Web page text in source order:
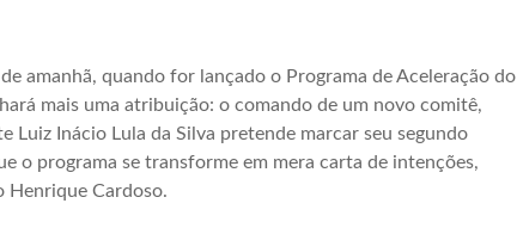
amanhã, quando for lançado o Programa de Aceleração do
mais uma atribuição: o comando de um novo comitê,
Inácio Lula da Silva pretende marcar seu segundo
o programa se transforme em mera carta de intenções,
Henrique Cardoso.